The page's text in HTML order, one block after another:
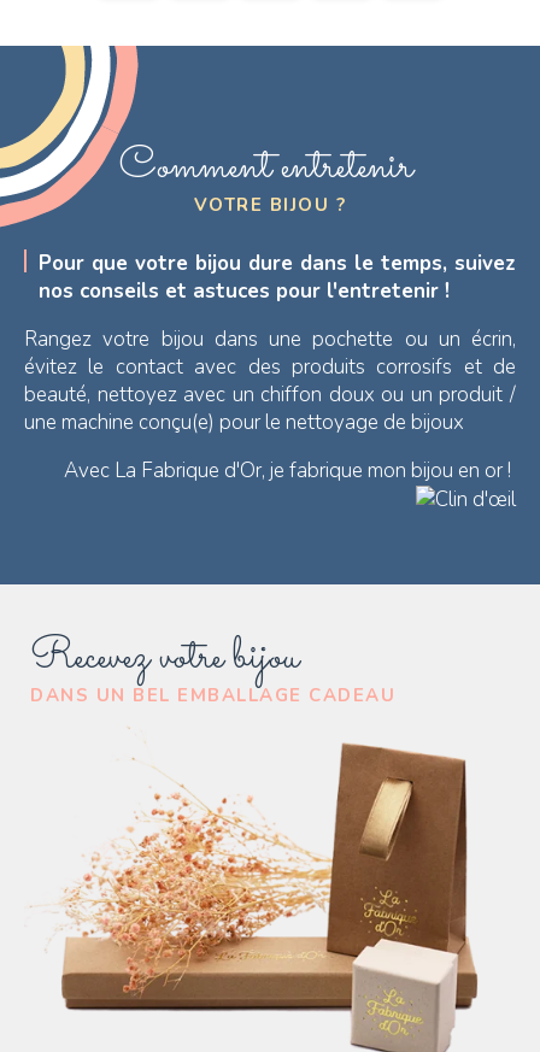
Recevez votre bijou
DANS UN BEL EMBALLAGE CADEAU
Comment entretenir
VOTRE BIJOU ?
Pour que votre bijou dure dans le temps, suivez
nos conseils et astuces pour l'entretenir !
Rangez votre bijou dans une pochette ou un écrin,
évitez le contact avec des produits corrosifs et de
beauté, nettoyez avec un chiffon doux ou un produit /
une machine conçu(e) pour le nettoyage de bijoux
Avec La Fabrique d'Or, je fabrique mon bijou en or !